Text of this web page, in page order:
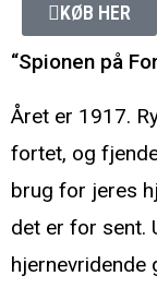
KØB HER
“Spionen på
Året er 1917.
fortet, og
brug for jeres
det er for sent.
hjernevridende